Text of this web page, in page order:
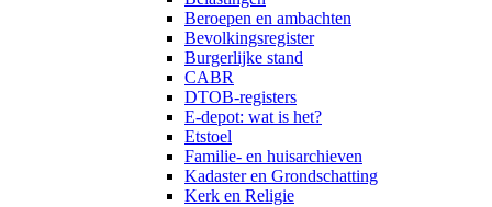
Beroepen en ambachten
Bevolkingsregister
Burgerlijke stand
CABR
DTOB-registers
E-depot: wat is het?
Etstoel
Familie- en huisarchieven
Kadaster en Grondschatting
Kerk en Religie